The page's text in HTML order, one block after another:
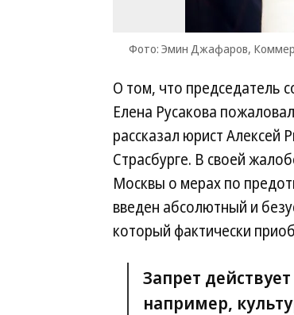
Фото: Эмин Джафаров,
О том, что председатель
Елена Русакова
рассказал юрист Алексей
Страсбурге. В своей
Москвы о мерах по
введен абсолютный и
который фактически
Запрет
например,